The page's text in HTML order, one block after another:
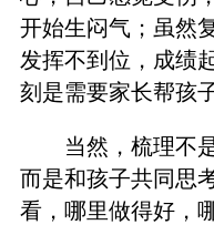
开始生闷气；虽然
发挥不到位，成
刻是需要家长帮孩
当然，梳理不
而是和孩子共同思
看，哪里做得好，